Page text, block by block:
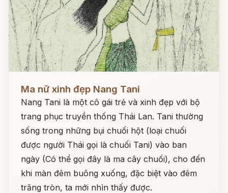
Ma nữ xinh đẹp Nang Tani
Nang Tani là một cô gái trẻ và xinh đẹp với bộ
trang phục truyền thống Thái Lan. Tani thường
sống trong những bụi chuối hột (loại chuối
được người Thái gọi là chuối Tani) vào ban
ngày (Có thể gọi đây là ma cây chuối), cho đến
khi màn đêm buông xuống, đặc biệt vào đêm
trăng tròn, ta mới nhìn thấy được.